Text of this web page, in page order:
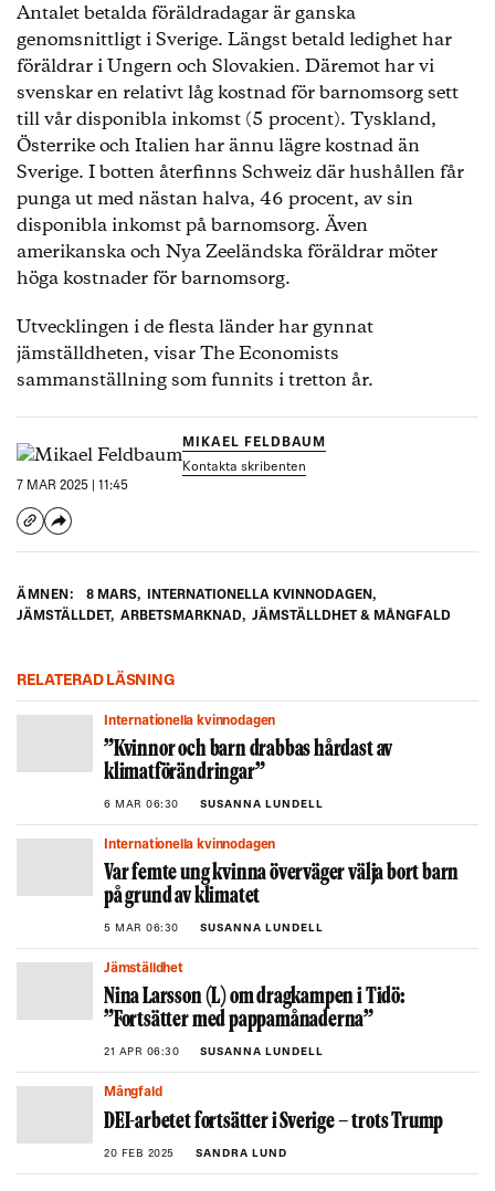
Antalet betalda föräldradagar är ganska
genomsnittligt i Sverige. Längst betald ledighet har
föräldrar i Ungern och Slovakien. Däremot har vi
svenskar en relativt låg kostnad för barnomsorg sett
till vår disponibla inkomst (5 procent). Tyskland,
Österrike och Italien har ännu lägre kostnad än
Sverige. I botten återfinns Schweiz där hushållen får
punga ut med nästan halva, 46 procent, av sin
disponibla inkomst på barnomsorg. Även
amerikanska och Nya Zeeländska föräldrar möter
höga kostnader för barnomsorg.
Utvecklingen i de flesta länder har gynnat
jämställdheten, visar The Economists
sammanställning som funnits i tretton år.
MIKAEL FELDBAUM
Kontakta skribenten
7 MAR 2025 | 11:45
ÄMNEN: 8 MARS, INTERNATIONELLA KVINNODAGEN,
JÄMSTÄLLDET, ARBETSMARKNAD, JÄMSTÄLLDHET & MÅNGFALD
RELATERAD LÄSNING
Internationella kvinnodagen
”Kvinnor och barn drabbas hårdast av
klimatförändringar”
6 MAR 06:30 SUSANNA LUNDELL
Internationella kvinnodagen
Var femte ung kvinna överväger välja bort barn
på grund av klimatet
5 MAR 06:30 SUSANNA LUNDELL
Jämställdhet
Nina Larsson (L) om dragkampen i Tidö:
”Fortsätter med pappamånaderna”
21 APR 06:30 SUSANNA LUNDELL
Mångfald
DEI-arbetet fortsätter i Sverige – trots Trump
20 FEB 2025 SANDRA LUND